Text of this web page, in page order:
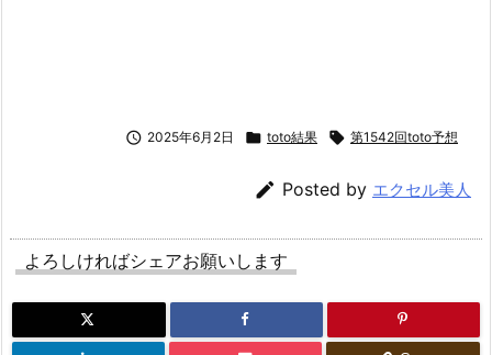
 2025年6月2日  toto結果  第1542回toto予想
 Posted by エクセル美人
よろしければシェアお願いします